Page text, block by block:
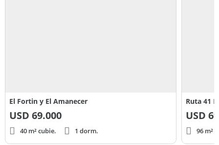
El Fortin y El Amanecer
USD 69.000
40 m² cubie. 1 dorm.
Ruta 41
USD
96 m²